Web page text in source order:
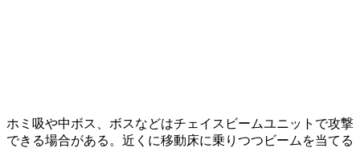
ホミ吸や中ボス、ボスなどはチェイスビームユニットで攻撃
できる場合がある。近くに移動床に乗りつつビームを当てる